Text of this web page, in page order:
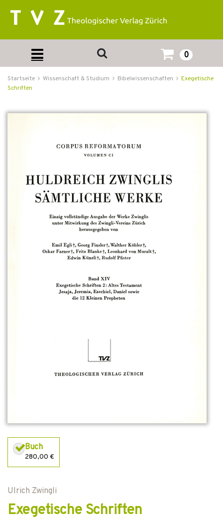
0
Startseite Wissenschaft & Studium Bibelwissenschaften
Exegetische
Schriften
Buch
280,00 €
Ulrich Zwingli
Exegetische Schriften